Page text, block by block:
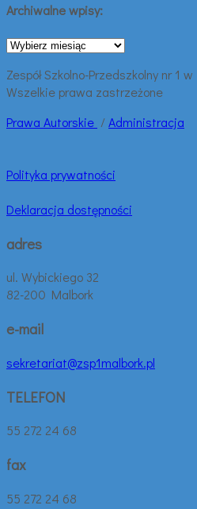
Archiwalne wpisy:
Archiwalne
Zespół Szkolno-Przedszkolny nr 1
Wszelkie prawa zastrzeżone
Prawa Autorskie /Administracja
Polityka prywatności
Deklaracja dostępności
adres
ul. Wybickiego 32
82-200 Malbork
e-mail
sekretariat@zsp1malbork.pl
TELEFON
55 272 24 68
fax
55 272 24 68